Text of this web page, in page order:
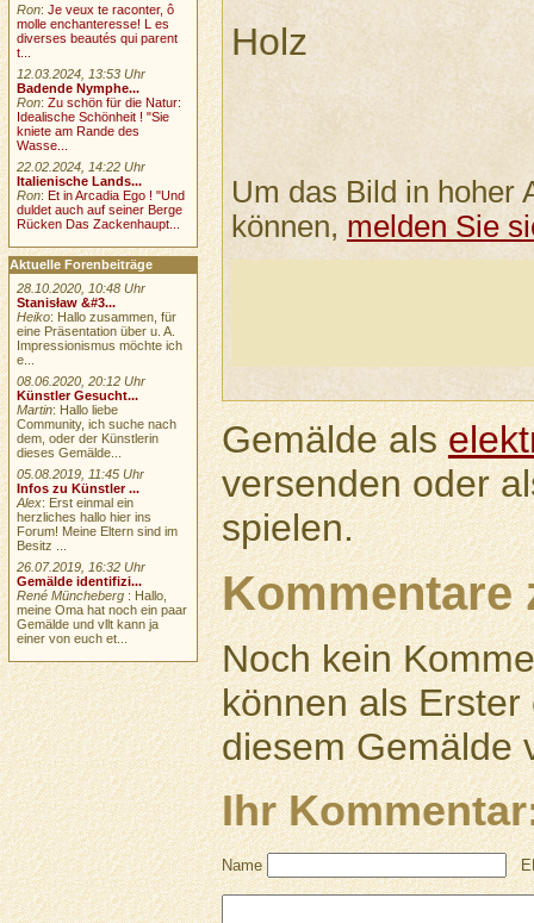
Holz
Um das Bild in hoher
können, melden Sie
Gemälde als
versenden oder
spielen.
Kommentare
Noch kein
können als
diesem Gemälde
Ihr
Name
Ron:Je veux te raconter, ô
molle enchanteresse! L es
diverses beautés qui parent
t...
12.03.2024, 13:53 Uhr
Badende Nymphe...
Ron:Zu schön für die Natur:
Idealische Schönheit ! "Sie
kniete am Rande des
Wasse...
22.02.2024, 14:22 Uhr
Italienische Lands...
Ron:Et in Arcadia Ego ! "Und
duldet auch auf seiner Berge
Rücken Das Zackenhaupt...
Aktuelle Forenbeiträge
28.10.2020, 10:48 Uhr
Stanisław &#3...
Heiko: Hallo zusammen, für
eine Präsentation über u. A.
Impressionismus möchte ich
e...
08.06.2020, 20:12 Uhr
Künstler Gesucht...
Martin: Hallo liebe
Community, ich suche nach
dem, oder der Künstlerin
dieses Gemälde...
05.08.2019, 11:45 Uhr
Infos zu Künstler ...
Alex: Erst einmal ein
herzliches hallo hier ins
Forum! Meine Eltern sind im
Besitz ...
26.07.2019, 16:32 Uhr
Gemälde identifizi...
René Müncheberg : Hallo,
meine Oma hat noch ein paar
Gemälde und vllt kann ja
einer von euch et...